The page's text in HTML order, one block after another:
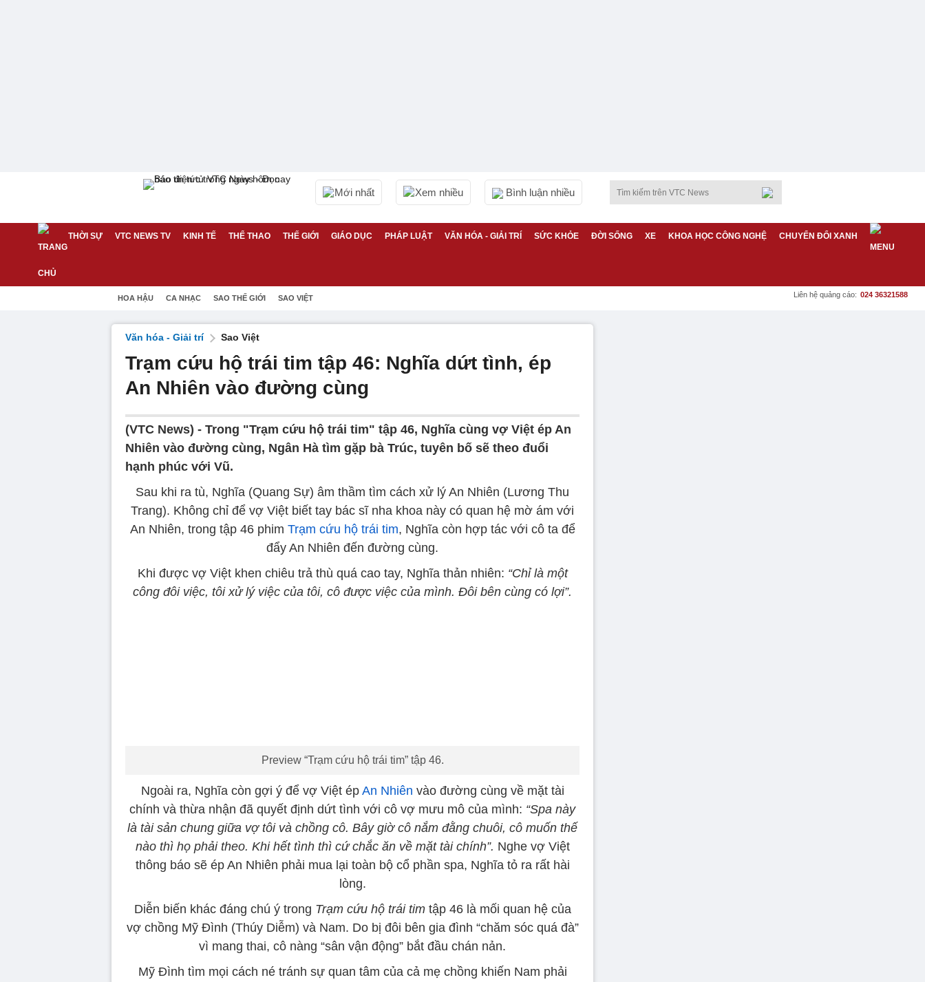
Mới nhất Xem nhiều Bình luận nhiều
THỜI SỰ VTC NEWS TV KINH TẾ THỂ THAO THẾ GIỚI GIÁO DỤC PHÁP LUẬT VĂN HÓA - GIẢI TRÍ SỨC KHỎE ĐỜI SỐNG XE KHOA HỌC CÔNG NGHỆ CHUYỂN ĐỔI XANH
HOA HẬU CA NHẠC SAO THẾ GIỚI SAO VIỆT Liên hệ quảng cáo: 024 36321588
Văn hóa - Giải trí Sao Việt
Trạm cứu hộ trái tim tập 46: Nghĩa dứt tình, ép
An Nhiên vào đường cùng
(VTC News) - Trong "Trạm cứu hộ trái tim" tập 46, Nghĩa cùng vợ Việt ép An
Nhiên vào đường cùng, Ngân Hà tìm gặp bà Trúc, tuyên bố sẽ theo đuổi
hạnh phúc với Vũ.
Sau khi ra tù, Nghĩa (Quang Sự) âm thầm tìm cách xử lý An Nhiên (Lương Thu
Trang). Không chỉ để vợ Việt biết tay bác sĩ nha khoa này có quan hệ mờ ám với
An Nhiên, trong tập 46 phim Trạm cứu hộ trái tim, Nghĩa còn hợp tác với cô ta để
đẩy An Nhiên đến đường cùng.
Khi được vợ Việt khen chiêu trả thù quá cao tay, Nghĩa thản nhiên: “Chỉ là một
công đôi việc, tôi xử lý việc của tôi, cô được việc của mình. Đôi bên cùng có lợi”.
Preview “Trạm cứu hộ trái tim” tập 46.
Ngoài ra, Nghĩa còn gợi ý để vợ Việt ép An Nhiên vào đường cùng về mặt tài
chính và thừa nhận đã quyết định dứt tình với cô vợ mưu mô của mình: “Spa này
là tài sản chung giữa vợ tôi và chồng cô. Bây giờ cô nắm đằng chuôi, cô muốn thế
nào thì họ phải theo. Khi hết tình thì cứ chắc ăn về mặt tài chính”. Nghe vợ Việt
thông báo sẽ ép An Nhiên phải mua lại toàn bộ cổ phần spa, Nghĩa tỏ ra rất hài
lòng.
Diễn biến khác đáng chú ý trong Trạm cứu hộ trái timtập 46 là mối quan hệ của
vợ chồng Mỹ Đình (Thúy Diễm) và Nam. Do bị đôi bên gia đình “chăm sóc quá đà”
vì mang thai, cô nàng “sân vận động” bắt đầu chán nản.
Mỹ Đình tìm mọi cách né tránh sự quan tâm của cả mẹ chồng khiến Nam phải